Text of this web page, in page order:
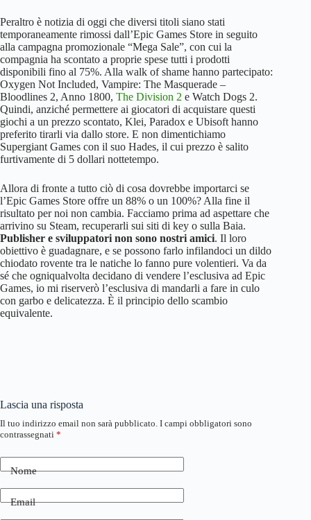
Peraltro è notizia di oggi che diversi titoli siano stati
temporaneamente rimossi dall’Epic Games Store in seguito
alla campagna promozionale “Mega Sale”, con cui la
compagnia ha scontato a proprie spese tutti i prodotti
disponibili fino al 75%. Alla walk of shame hanno partecipato:
Oxygen Not Included, Vampire: The Masquerade –
Bloodlines 2, Anno 1800, The Division 2 e Watch Dogs 2.
Quindi, anziché permettere ai giocatori di acquistare questi
giochi a un prezzo scontato, Klei, Paradox e Ubisoft hanno
preferito tirarli via dallo store. E non dimentichiamo
Supergiant Games con il suo Hades, il cui prezzo è salito
furtivamente di 5 dollari nottetempo.
Allora di fronte a tutto ciò di cosa dovrebbe importarci se
l’Epic Games Store offre un 88% o un 100%? Alla fine il
risultato per noi non cambia. Facciamo prima ad aspettare che
arrivino su Steam, recuperarli sui siti di key o sulla Baia.
Publisher e sviluppatori non sono nostri amici. Il loro
obiettivo è guadagnare, e se possono farlo infilandoci un dildo
chiodato rovente tra le natiche lo fanno pure volentieri. Va da
sé che ogniqualvolta decidano di vendere l’esclusiva ad Epic
Games, io mi riserverò l’esclusiva di mandarli a fare in culo
con garbo e delicatezza. È il principio dello scambio
equivalente.
Lascia una risposta
Il tuo indirizzo email non sarà pubblicato. I campi obbligatori sono
contrassegnati *
Nome
Email